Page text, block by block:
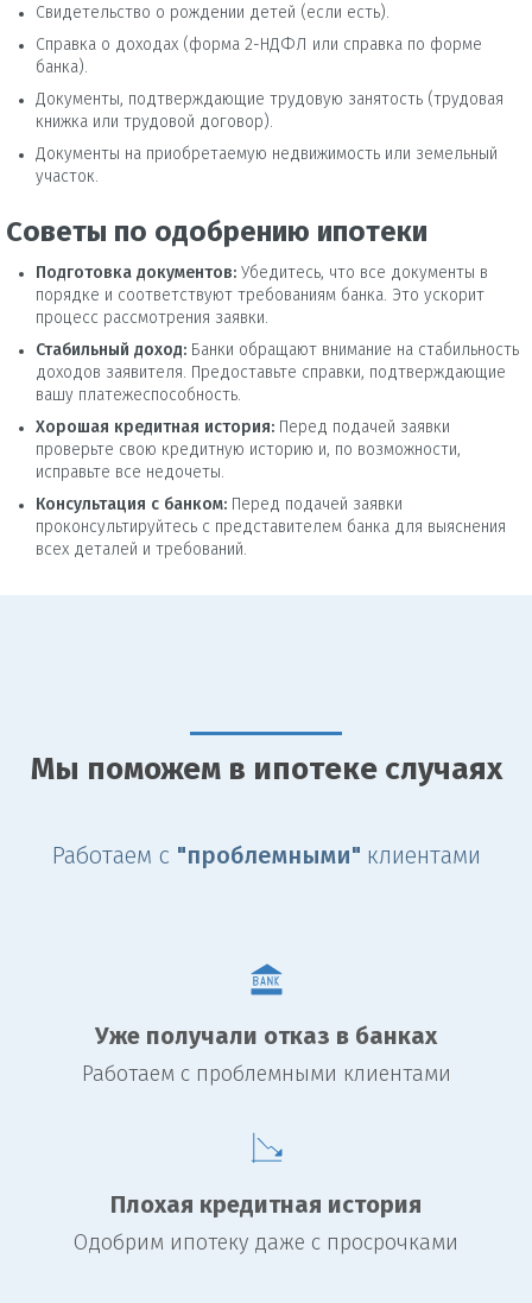
Свидетельство о рождении детей (если есть).
Справка о доходах (форма 2-НДФЛ или справка по форме
банка).
Документы, подтверждающие трудовую занятость (трудовая
книжка или трудовой договор).
Документы на приобретаемую недвижимость или земельный
участок.
Советы по одобрению ипотеки
Подготовка документов: Убедитесь, что все документы в
порядке и соответствуют требованиям банка. Это ускорит
процесс рассмотрения заявки.
Стабильный доход: Банки обращают внимание на стабильность
доходов заявителя. Предоставьте справки, подтверждающие
вашу платежеспособность.
Хорошая кредитная история: Перед подачей заявки
проверьте свою кредитную историю и, по возможности,
исправьте все недочеты.
Консультация с банком: Перед подачей заявки
проконсультируйтесь с представителем банка для выяснения
всех деталей и требований.
Мы поможем в ипотеке случаях
Работаем с "проблемными" клиентами
Уже получали отказ в банках
Работаем с проблемными клиентами
Плохая кредитная история
Одобрим ипотеку даже с просрочками